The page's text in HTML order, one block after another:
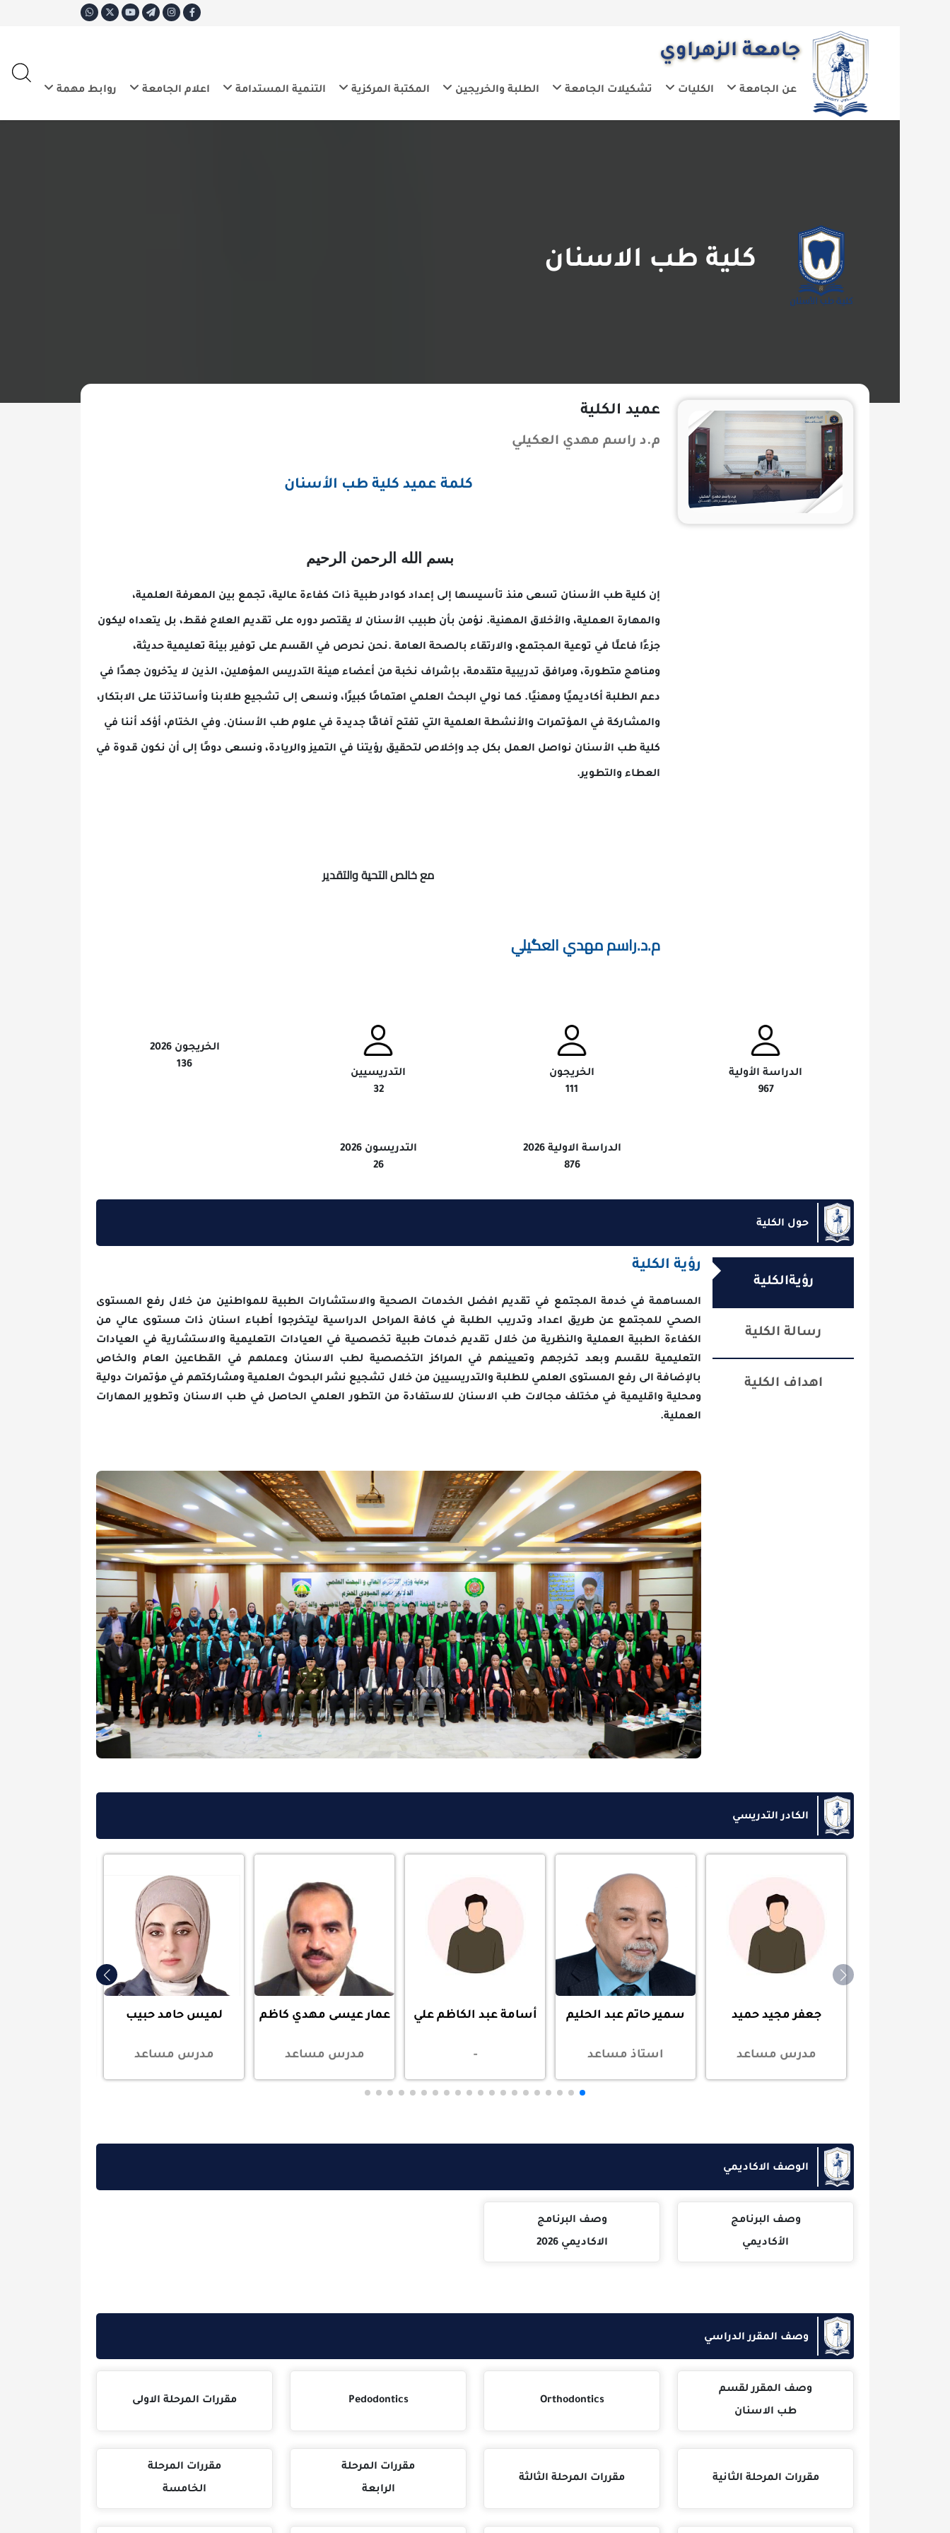
جامعة الزهراوي
عن الجامعة الكليات تشكيلات الجامعة الطلبة والخريجين المكتبة المركزية التنمية المستدامة اعلام الجامعة روابط مهمة
E
كلية طب الاسنان
عميد الكلية
م.د راسم مهدي العكيلي
كلمة عميد كلية طب الأسنان
بسم الله الرحمن الرحيم
إن كلية طب الأسنان تسعى منذ تأسيسها إلى إعداد كوادر طبية ذات كفاءة عالية، تجمع بين المعرفة العلمية،
والمهارة العملية، والأخلاق المهنية. نؤمن بأن طبيب الأسنان لا يقتصر دوره على تقديم العلاج فقط، بل يتعداه ليكون
جزءًا فاعلًا في توعية المجتمع، والارتقاء بالصحة العامة .نحن نحرص في القسم على توفير بيئة تعليمية حديثة،
ومناهج متطورة، ومرافق تدريبية متقدمة، بإشراف نخبة من أعضاء هيئة التدريس المؤهلين، الذين لا يدّخرون جهدًا في
دعم الطلبة أكاديميًا ومهنيًا. كما نولي البحث العلمي اهتمامًا كبيرًا، ونسعى إلى تشجيع طلابنا وأساتذتنا على الابتكار،
والمشاركة في المؤتمرات والأنشطة العلمية التي تفتح آفاقًا جديدة في علوم طب الأسنان. وفي الختام، أؤكد أننا في
كلية طب الأسنان نواصل العمل بكل جد وإخلاص لتحقيق رؤيتنا في التميز والريادة، ونسعى دومًا إلى أن نكون قدوة في
العطاء والتطوير.
مع خالص التحية والتقدير
م.د.راسم مهدي العگيلي
الدراسة الأولية
التدريسيين
الدراسة الاولية 2026
التدريسون 2026
حول الكلية
رؤيةالكلية
رسالة الكلية
اهداف الكلية
رؤية الكلية
المساهمة في خدمة المجتمع في تقديم افضل الخدمات الصحية والاستشارات الطبية للمواطنين من خلال رفع المستوى
الصحي للمجتمع عن طريق اعداد وتدريب الطلبة في كافة المراحل الدراسية ليتخرجوا أطباء اسنان ذات مستوى عالي من
الكفاءة الطبية العملية والنظرية من خلال تقديم خدمات طبية تخصصية في العيادات التعليمية والاستشارية في العيادات
التعليمية للقسم وبعد تخرجهم وتعيينهم في المراكز التخصصية لطب الاسنان وعملهم في القطاعين العام والخاص
بالإضافة الى رفع المستوى العلمي للطلبة والتدريسيين من خلال تشجيع نشر البحوث العلمية ومشاركتهم في مؤتمرات دولية
ومحلية واقليمية في مختلف مجالات طب الاسنان للاستفادة من التطور العلمي الحاصل في طب الاسنان وتطوير المهارات
الكادر التدريسي
جعفر مجيد حميد
مدرس مساعد
سمير حاتم عبد الحليم
استاذ مساعد
أسامة عبد الكاظم علي عمار عيسى مهدي كاظم
مدرس مساعد
لميس حامد حبيب
مدرس مساعد
اسراء هادي هاشم احمد
الوصف الاكاديمي
وصف البرنامج
وصف البرنامج
وصف المقرر الدراسي
وصف المقرر لقسم
طب الاسنان
Orthodontics
Pedodontics مقررات المرحلة الاولى
مقررات المرحلة الثانية مقررات المرحلة الثالثة
مقررات المرحلة
مقررات المرحلة